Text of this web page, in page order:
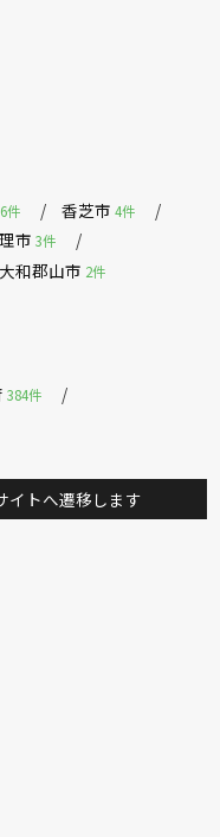
6件 香芝市4件
市3件
大和郡山市 2件
384件
イトへ遷移します